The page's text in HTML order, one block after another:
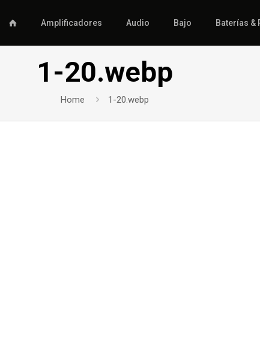
Amplificadores Audio Bajo Baterías &
1-20.webp
Home 1-20.webp